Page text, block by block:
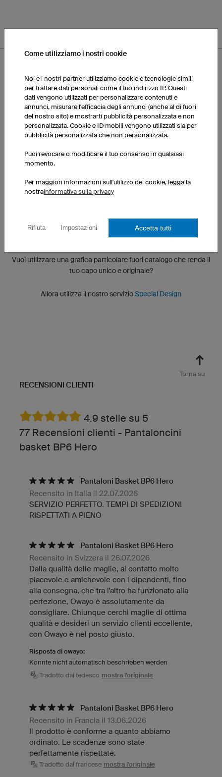
Special Design
Vuoi utilizzare una grafica particolare fuori catalogo che renda il
tuo capo unico e originale?
Allora utilizza il nostro servizioSpecial Design
Torna su
RECENSIONI CLIENTI
4.9 stelle su 5
77 Recensioni clienti - Pantaloncini
basket BP6 Hero
Pantaloni Basket BP6 Hero
Recensito in Italia il 22.07.2026
SERVIZIO PERFETTO. TEMPI DI SPEDIZIONI
RISPETTATI A PIENO
Pantaloni Basket BP6 Hero
Recensito in Svizzera il 26.07.2026
Dalla qualità delle maglie, al contatto molto
piacevole e amichevole con i dipendenti, fino
alla consegna, che tra l'altro ha funzionato alla
perfezione, Owayo è assolutamente da
consigliare. Chiunque cerchi maglie di ottima
qualità e desideri un servizio clienti eccellente,
con Owayo è nel posto giusto.
Risposta di owayo:
Konnte nicht automatisch beschrieben werden
Tradotto dal tedesco mostra l'originale
Pantaloni Basket BP6 Hero
Recensito in Francia il 13.06.2026
Il prodotto è conforme a quanto abbiamo
ordinato. Le scadenze sono state
perfettamente rispettate.
Tradotto dal francese mostra l'originale
Come utilizziamo i nostri cookie
Noi e i nostri partner utilizziamo cookie e tecnologie simili
per trattare dati personali come il tuo indirizzo IP. Questi
dati vengono utilizzati per personalizzare contenuti e
annunci, misurare l'efficacia degli annunci (anche al di fuori
del nostro sito) e mostrarti pubblicità personalizzata e non
personalizzata. Cookie e ID mobili vengono utilizzati sia per
pubblicità personalizzata che non personalizzata.
Puoi revocare o modificare il tuo consenso in qualsiasi
momento.
Per maggiori informazioni sull'utilizzo dei cookie, legga la
nostrainformativa sulla privacy
Rifiuta Impostazioni Accetta tutti